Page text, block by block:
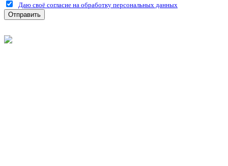
Даю своё согласие на обработку персональных данных
Отправить